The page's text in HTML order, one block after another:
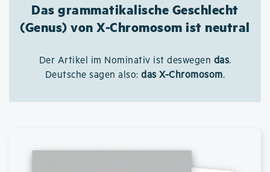
Das grammatikalische Geschlecht
(Genus) von X-Chromosom ist neutral
Der Artikel im Nominativ ist deswegen das.
Deutsche sagen also:das X-Chromosom.